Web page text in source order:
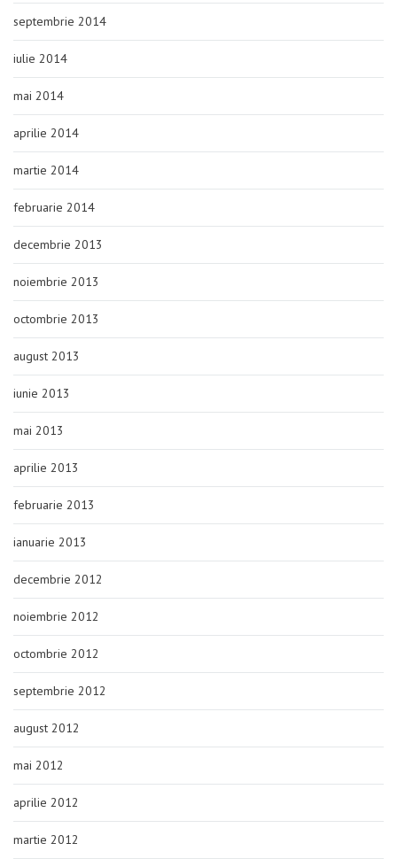
septembrie 2014
iulie 2014
mai 2014
aprilie 2014
martie 2014
februarie 2014
decembrie 2013
noiembrie 2013
octombrie 2013
august 2013
iunie 2013
mai 2013
aprilie 2013
februarie 2013
ianuarie 2013
decembrie 2012
noiembrie 2012
octombrie 2012
septembrie 2012
august 2012
mai 2012
aprilie 2012
martie 2012